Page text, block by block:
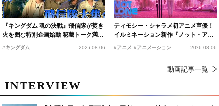
『キングダム 魂の決戦』飛信隊が焚き
火を囲む特別企画始動 秘蔵トーク満載
の“キングダムキャンプ”開催
#キングダム 2026.08.06
ティモシー・シャラメ初アニメ声優！
イルミネーション新作『ノット・アロ
#アニメ #アニメーション 2026.08.06
動画記事一覧
INTERVIEW